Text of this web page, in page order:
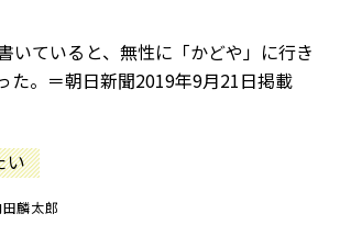
いていると、無性に「かどや」に行き
た。＝朝日新聞2019年9月21日掲載
い
麟太郎